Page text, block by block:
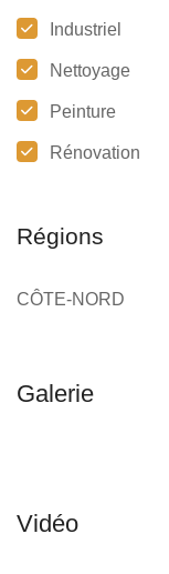
Industriel
Nettoyage
Peinture
Rénovation
Régions
CÔTE-NORD